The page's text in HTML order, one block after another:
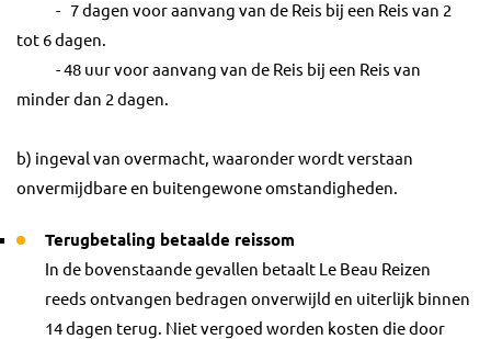
- 7 dagen voor aanvang van de Reis bij een Reis van 2
tot 6 dagen.
- 48 uur voor aanvang van de Reis bij een Reis van
minder dan 2 dagen.
b) ingeval van overmacht, waaronder wordt verstaan
onvermijdbare en buitengewone omstandigheden.
Terugbetaling betaalde reissom
In de bovenstaande gevallen betaalt Le Beau Reizen
reeds ontvangen bedragen onverwijld en uiterlijk binnen
14 dagen terug. Niet vergoed worden kosten die door